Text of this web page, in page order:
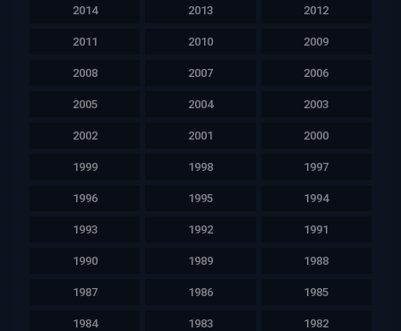
2014 2013 2012
2011 2010 2009
2008 2007 2006
2005 2004 2003
2002 2001 2000
1999 1998 1997
1996 1995 1994
1993 1992 1991
1990 1989 1988
1987 1986 1985
1984 1983 1982